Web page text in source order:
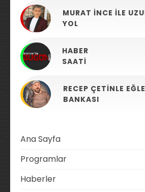
MURAT İNCE ILE
YOL
HABER
SAATI
RECEP ÇETINLE
BANKASI
Ana Sayfa
Programlar
Haberler